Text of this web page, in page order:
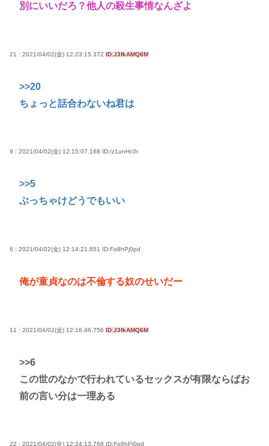
別にいいだろ？他人の殺生事情なんざよ
21 : 2021/04/02(金) 12:23:15.372 ID:J3fkAMQ6M
>>20
ちょっと話合わないね君は
9 : 2021/04/02(金) 12:15:07.168 ID:/z1unHc0r
>>5
ぶっちゃけどうでもいい
6 : 2021/04/02(金) 12:14:21.851 ID:Fo8hPj0pd
俺が童貞なのは不倫する奴のせいだー
11 : 2021/04/02(金) 12:16:46.756 ID:J3fkAMQ6M
>>6
この世のなかで行われているセックスが有限ならばお
前の言い分は一理ある
22 : 2021/04/02(金) 12:24:13.768 ID:Fo8hPj0pd